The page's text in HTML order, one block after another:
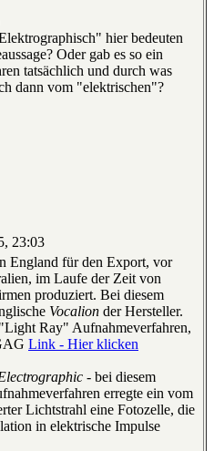
hier bedeuten
Oder gab es so ein
tatsächlich und durch was
dann vom "elektrischen"?
23:03
England für den Export, vor
im Laufe der Zeit von
produziert. Bei diesem
Vocalion der Hersteller.
Ray" Aufnahmeverfahren,
Link - Hier klicken
- bei diesem
erregte ein vom
Lichtstrahl eine Fotozelle, die
in elektrische Impulse